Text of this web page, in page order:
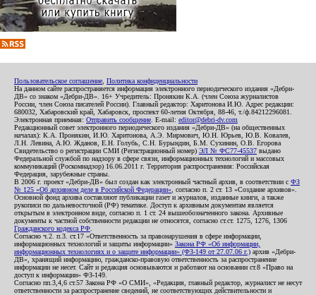
Пользовательское соглашение Политика конфиденциальности
На данном сайте распространяется информация электронного периодического издания «Дебри-
ДВ» со знаком «Дебри-ДВ». 16+ Учредитель: Пронякин К.А. (член Союза журналистов
России, член Союза писателей России). Главный редактор: Харитонова И.Ю. Адрес редакции:
680032, Хабаровский край, Хабаровск, проспект 60-летия Октября, 88-46, т./ф.84212296081.
Электронная приемная: Отправить сообщение . E-mail: editor@debri-dv.com
Редакционный совет электронного периодического издания «Дебри-ДВ» (на общественных
началах): К.А. Пронякин, И.Ю. Харитонова, А.Э. Мирмович, Ю.Н. Юрьев, Ю.В. Ковалев,
Л.Н. Левина, А.Ю. Жданов, Е.Н. Голубь, С.Н. Бурындин, Б.М. Сухинин, О.В. Егорова
Свидетельство о регистрации СМИ (Регистрационный номер) ЭЛ № ФС77-45537 выдано
Федеральной службой по надзору в сфере связи, информационных технологий и массовых
коммуникаций (Роскомнадзор) 16.06.2011 г. Территория распространения: Российская
Федерация, зарубежные страны.
В 2006 г. проект «Дебри-ДВ» был создан как электронный частный архив, в соответствии с ФЗ
№ 125 «Об архивном деле в Российской Федерации» , согласно п. 2 ст. 13 «Создание архивов».
Основной фонд архива составляют публикации газет и журналов, изданные книги, а также
рукописи по дальневосточной (РФ) тематике. Доступ к архивным документам является
открытым в электронном виде, согласно п. 1 ст. 24 вышеобозначенного закона. Архивные
документы к частной собственности редакции не относятся, согласно ст.ст. 1275, 1276, 1306
Гражданского кодекса РФ
Согласно ч.2. п.3. ст.17 «Ответственность за правонарушения в сфере информации,
информационных технологий и защиты информации» Закона РФ «Об информации,
информационных технологиях и о защите информации» (ФЗ-149 от 27.07.06 г.) архив «Дебри-
ДВ», хранящий информацию, гражданско-правовую ответственность за распространение
информации не несет. Сайт и редакция основываются и работают на основании ст.8 «Право на
доступ к информации» ФЗ-149.
Согласно пп.3,4,6 ст.57 Закона РФ «О СМИ», «Редакция, главный редактор, журналист не несут
ответственности за распространение сведений, не соответствующих действительности и